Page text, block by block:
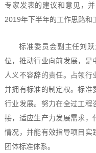
专家发表的建议和意见，
2019年下半年的工作思路和
标准委员会副主任刘
位，推动行业向前发展，是
人义不容辞的责任。占领
并拥有标准的制定权。标准
行业发展。努力在全过工程
接，适应生产力发展需求，
情况，并能有效指导项目实
团体标准体系。